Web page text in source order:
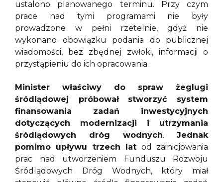
ustalono planowanego terminu. Przy czym
prace nad tymi programami nie były
prowadzone w pełni rzetelnie, gdyż nie
wykonano obowiązku podania do publicznej
wiadomości, bez zbędnej zwłoki, informacji o
przystąpieniu do ich opracowania.
Minister właściwy do spraw żeglugi
śródlądowej próbował
stworzyć system
finansowania zadań inwestycyjnych
dotyczących modernizacji i utrzymania
śródlądowych dróg wodnych. Jednak
pomimo upływu trzech lat od zainicjowania
prac nad utworzeniem Funduszu Rozwoju
Śródlądowych Dróg Wodnych, który miał